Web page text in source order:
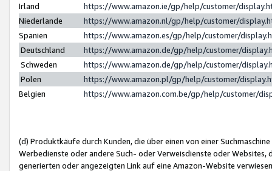
Irland
https://www.amazon.ie/gp/help/customer/
Niederlande
https://www.amazon.nl/gp/help/customer/
Spanien
https://www.amazon.es/gp/help/customer/
Deutschland
https://www.amazon.de/gp/help/customer/
Schweden
https://www.amazon.de/gp/help/customer/
Polen
https://www.amazon.pl/gp/help/customer/
Belgien
https://www.amazon.com.be/gp/help/customer/
(d) Produktkäufe durch Kunden, die über einen von einer
Werbedienste oder andere Such- oder Verweisdienste oder Websites,
generierten oder angezeigten Link auf eine Amazon-Website